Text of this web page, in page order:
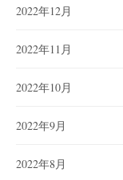
2022年12月
2022年11月
2022年10月
2022年9月
2022年8月